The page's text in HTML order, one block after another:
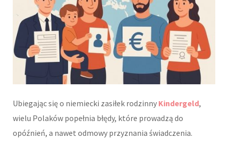
Ubiegając się o niemiecki zasiłek rodzinny Kindergeld,
wielu Polaków popełnia błędy, które prowadzą do
opóźnień, a nawet odmowy przyznania świadczenia.